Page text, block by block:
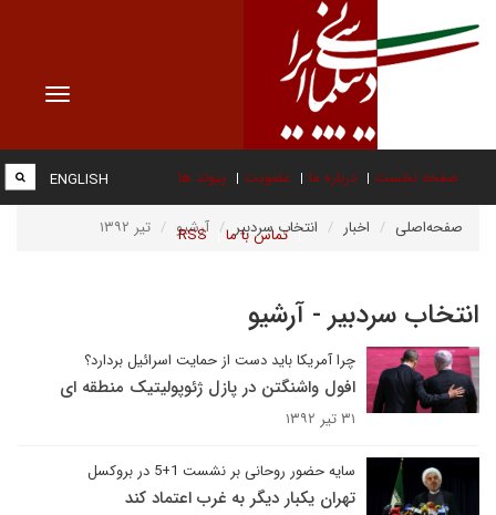
Toggle
صفحه نخست درباره ما عضویت پیوند ها
تماس با ما RSS
ENGLISH
صفحه‌اصلی اخبار انتخاب سردبیر آرشیو تیر ۱۳۹۲
انتخاب سردبیر - آرشیو
چرا آمریکا باید دست از حمایت اسرائیل بردارد؟
افول واشنگتن در پازل ژئوپولیتیک منطقه ای
۳۱ تیر ۱۳۹۲
سایه حضور روحانی بر نشست 1+5 در بروکسل
تهران یکبار دیگر به غرب اعتماد کند